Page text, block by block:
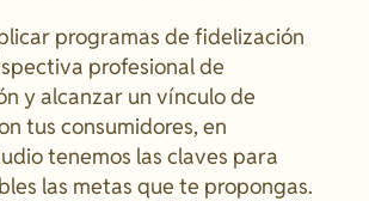
programas de fidelización
profesional de
y alcanzar un vínculo de
tus consumidores, en
tenemos las claves para
las metas que te propongas.